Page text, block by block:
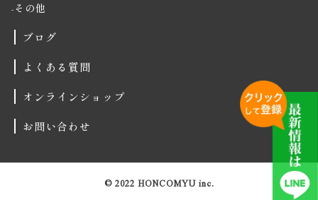
その他
ブログ
よくある質問
オンラインショップ
お問い合わせ
© 2022 HONCOMYU inc.